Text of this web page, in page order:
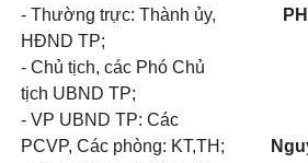
- Thường trực: Thành ủy,
HĐND TP;
- Chủ tịch, các Phó Chủ
tịch UBND TP;
- VP UBND TP: Các
PCVP, Các phòng: KT,TH;